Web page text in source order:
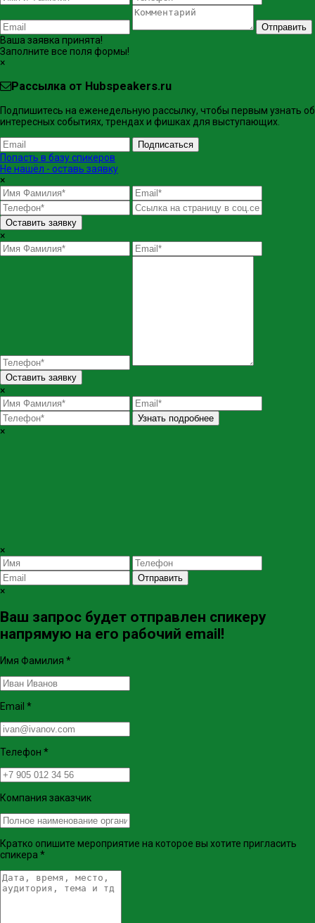
Отправить
Ваша заявка принята!
Заполните все поля формы!
×
Рассылка от Hubspeakers.ru
Подпишитесь на еженедельную рассылку, чтобы первым узнать об
интересных событиях, трендах и фишках ​для выступающих.
Подписаться
Попасть в базу спикеров
Не нашёл - оставь заявку
×
Оставить заявку
×
Оставить заявку
×
Узнать подробнее
×
×
Отправить
×
Ваш запрос будет отправлен спикеру
напрямую на его рабочий email!
Имя Фамилия *
Email *
Телефон *
Компания заказчик
Кратко опишите мероприятие на которое вы хотите пригласить
спикера *